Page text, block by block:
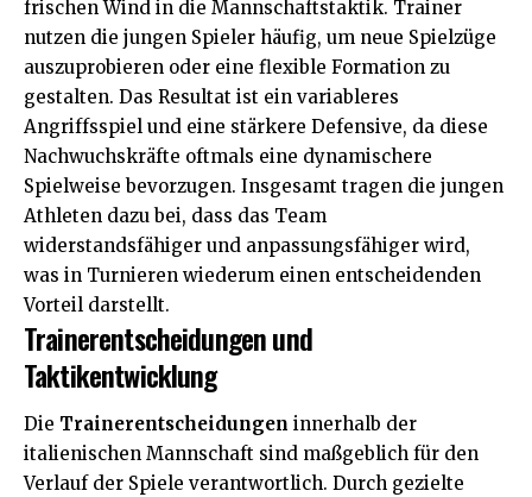
frischen Wind in die Mannschaftstaktik. Trainer
nutzen die jungen Spieler häufig, um neue Spielzüge
auszuprobieren oder eine flexible Formation zu
gestalten. Das Resultat ist ein variableres
Angriffsspiel und eine stärkere Defensive, da diese
Nachwuchskräfte oftmals eine dynamischere
Spielweise bevorzugen. Insgesamt tragen die jungen
Athleten dazu bei, dass das Team
widerstandsfähiger und anpassungsfähiger wird,
was in Turnieren wiederum einen entscheidenden
Vorteil darstellt.
Trainerentscheidungen und
Taktikentwicklung
Die Trainerentscheidungen innerhalb der
italienischen Mannschaft sind maßgeblich für den
Verlauf der Spiele verantwortlich. Durch gezielte